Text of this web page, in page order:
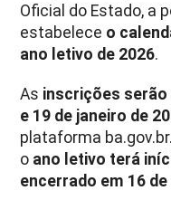
Oficial do Estado, a
estabelece o
ano letivo de 2026.
As inscrições serão
e 19 de janeiro de
plataforma
o ano letivo terá
encerrado em 16